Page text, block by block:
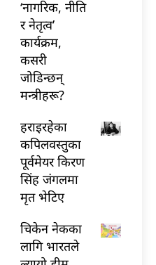
‘नागरिक, नीति
र नेतृत्व’
कार्यक्रम,
कसरी
जोडिन्छन्
मन्त्रीहरू?
हराइरहेका
कपिलवस्तुका
पूर्वमेयर किरण
सिंह जंगलमा
मृत भेटिए
चिकेन नेकका
लागि भारतले